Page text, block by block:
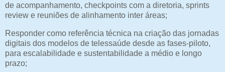
de acompanhamento, checkpoints com a diretoria, sprints
review e reuniões de alinhamento inter áreas;
Responder como referência técnica na criação das jornadas
digitais dos modelos de telessaúde desde as fases-piloto,
para escalabilidade e sustentabilidade a médio e longo
prazo;